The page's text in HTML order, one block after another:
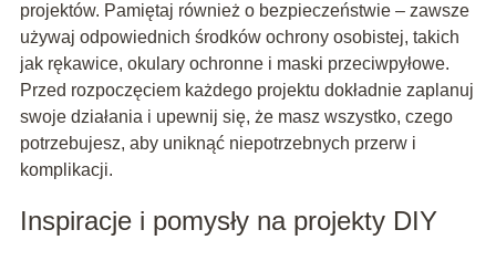
projektów. Pamiętaj również o bezpieczeństwie – zawsze
używaj odpowiednich środków ochrony osobistej, takich
jak rękawice, okulary ochronne i maski przeciwpyłowe.
Przed rozpoczęciem każdego projektu dokładnie zaplanuj
swoje działania i upewnij się, że masz wszystko, czego
potrzebujesz, aby uniknąć niepotrzebnych przerw i
komplikacji.
Inspiracje i pomysły na projekty DIY